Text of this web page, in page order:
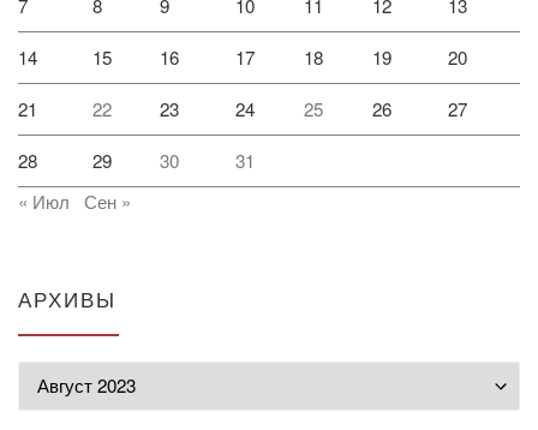
7 8 9 10 11 12 13
14 15 16 17 18 19 20
21 22 23 24 25 26 27
28 29 30
31
« Июл
Сен »
АРХИВЫ